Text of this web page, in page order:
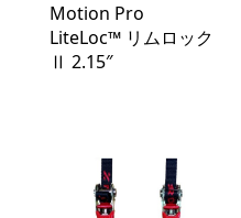
Motion Pro
LiteLoc™️ リムロック
Ⅱ 2.15″